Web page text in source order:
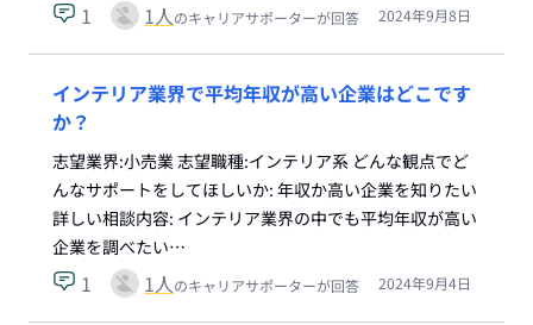
1 1人のキャリアサポーターが回答 2024年9月8日
インテリア業界で平均年収が高い企業はどこです
か？
志望業界:小売業 志望職種:インテリア系 どんな観点でど
んなサポートをしてほしいか: 年収か高い企業を知りたい
詳しい相談内容: インテリア業界の中でも平均年収が高い
企業を調べたい…
1 1人のキャリアサポーターが回答 2024年9月4日